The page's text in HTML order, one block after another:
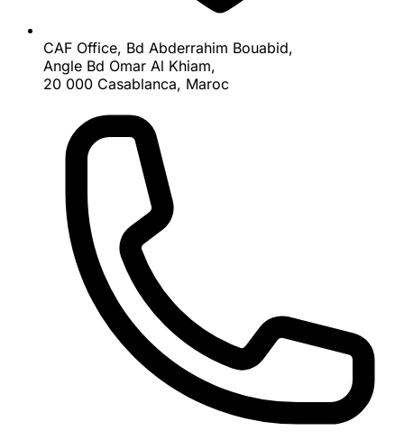
CAF Office, Bd Abderrahim Bouabid,
Angle Bd Omar Al Khiam,
20 000 Casablanca, Maroc